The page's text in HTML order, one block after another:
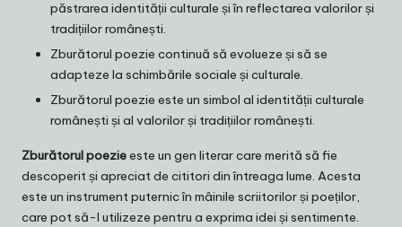
păstrarea identității culturale și în reflectarea valorilor și
tradițiilor românești.
Zburătorul poezie continuă să evolueze și să se
adapteze la schimbările sociale și culturale.
Zburătorul poezie este un simbol al identității culturale
românești și al valorilor și tradițiilor românești.
Zburătorul poezieeste un gen literar care merită să fie
descoperit și apreciat de cititori din întreaga lume. Acesta
este un instrument puternic în mâinile scriitorilor și poeților,
care pot să-l utilizeze pentru a exprima idei și sentimente.